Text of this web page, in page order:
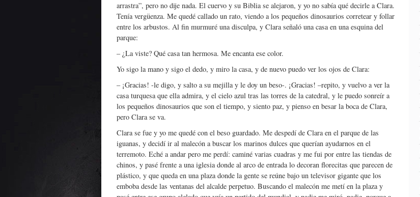
arrastra”, pero no dije nada. El cuervo y su Biblia se alejaron, y yo no sabía qué decirle a Clara.
Tenía vergüenza. Me quedé callado un rato, viendo a los pequeños dinosaurios corretear y follar
entre los arbustos. Al fin murmuré una disculpa, y Clara señaló una casa en una esquina del
parque:
– ¿La viste? Qué casa tan hermosa. Me encanta ese color.
Yo sigo la mano y sigo el dedo, y miro la casa, y de nuevo puedo ver los ojos de Clara:
– ¡Gracias! -le digo, y salto a su mejilla y le doy un beso-. ¡Gracias! –repito, y vuelvo a ver la
casa turquesa que ella admira, y el cielo azul tras las torres de la catedral, y le puedo sonreír a
los pequeños dinosaurios que son el tiempo, y siento paz, y pienso en besar la boca de Clara,
pero Clara se va.
Clara se fue y yo me quedé con el beso guardado. Me despedí de Clara en el parque de las
iguanas, y decidí ir al malecón a buscar los marinos dulces que querían ayudarnos en el
terremoto. Eché a andar pero me perdí: caminé varias cuadras y me fui por entre las tiendas de
chinos, y pasé frente a una iglesia donde al arco de entrada lo decoran florecitas que parecen de
plástico, y que queda en una plaza donde la gente se reúne bajo un televisor gigante que los
emboba desde las ventanas del alcalde perpetuo. Buscando el malecón me metí en la plaza y